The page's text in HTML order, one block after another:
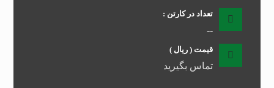
تعداد در کارتن :
--
قیمت ( ریال )
تماس بگیرید